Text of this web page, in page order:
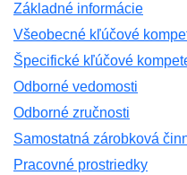
Základné informácie
Všeobecné kľúčové
Špecifické kľúčové
Odborné vedomosti
Odborné zručnosti
Samostatná zárobková
Pracovné prostriedky